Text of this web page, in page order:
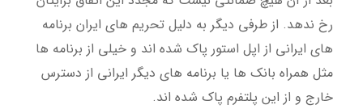
رخ ندهد. از طرفی دیگر به دلیل تحریم های ایران برنامه
های ایرانی از اپل استور پاک شده اند و خیلی از برنامه ها
مثل همراه بانک ها یا برنامه های دیگر ایرانی از دسترس
خارج و از این پلتفرم پاک شده اند.